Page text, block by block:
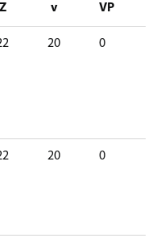
Z v VP
20 0
20 0